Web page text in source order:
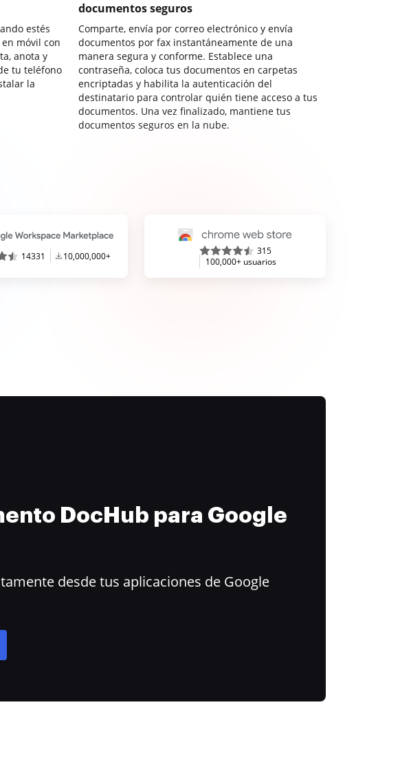
estés
móvil con
anota y
tu teléfono
la
documentos seguros
Comparte, envía por correo electrónico y envía
documentos por fax instantáneamente de una
manera segura y conforme. Establece una
contraseña, coloca tus documentos en carpetas
encriptadas y habilita la autenticación del
destinatario para controlar quién tiene acceso a tus
documentos. Una vez finalizado, mantiene tus
documentos seguros en la nube.
14331 10,000,000+
315
100,000+ usuarios
DocHub para Google
desde tus aplicaciones de Google